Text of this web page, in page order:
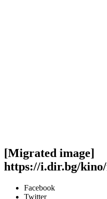
[Migrated image]
https://i.dir.bg/
Facebook
Twitter